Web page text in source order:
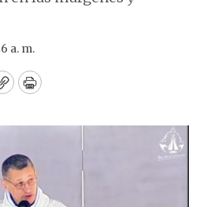
a. m.
CopyPrint